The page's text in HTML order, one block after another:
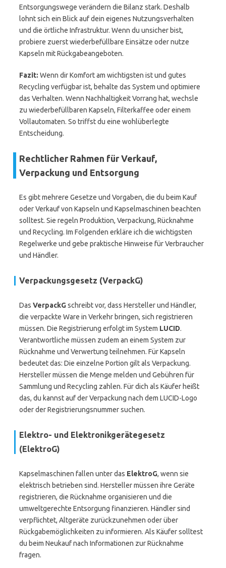
Entsorgungswege verändern die Bilanz stark. Deshalb
lohnt sich ein Blick auf dein eigenes Nutzungsverhalten
und die örtliche Infrastruktur. Wenn du unsicher bist,
probiere zuerst wiederbefüllbare Einsätze oder nutze
Kapseln mit Rückgabeangeboten.
Fazit: Wenn dir Komfort am wichtigsten ist und gutes
Recycling verfügbar ist, behalte das System und optimiere
das Verhalten. Wenn Nachhaltigkeit Vorrang hat, wechsle
zu wiederbefüllbaren Kapseln, Filterkaffee oder einem
Vollautomaten. So triffst du eine wohlüberlegte
Entscheidung.
Rechtlicher Rahmen für Verkauf,
Verpackung und Entsorgung
Es gibt mehrere Gesetze und Vorgaben, die du beim Kauf
oder Verkauf von Kapseln und Kapselmaschinen beachten
solltest. Sie regeln Produktion, Verpackung, Rücknahme
und Recycling. Im Folgenden erkläre ich die wichtigsten
Regelwerke und gebe praktische Hinweise für Verbraucher
und Händler.
Verpackungsgesetz (VerpackG)
Das VerpackGschreibt vor, dass Hersteller und Händler,
die verpackte Ware in Verkehr bringen, sich registrieren
müssen. Die Registrierung erfolgt im System LUCID.
Verantwortliche müssen zudem an einem System zur
Rücknahme und Verwertung teilnehmen. Für Kapseln
bedeutet das: Die einzelne Portion gilt als Verpackung.
Hersteller müssen die Menge melden und Gebühren für
Sammlung und Recycling zahlen. Für dich als Käufer heißt
das, du kannst auf der Verpackung nach dem LUCID-Logo
oder der Registrierungsnummer suchen.
Elektro- und Elektronikgerätegesetz
(ElektroG)
Kapselmaschinen fallen unter das ElektroG, wenn sie
elektrisch betrieben sind. Hersteller müssen ihre Geräte
registrieren, die Rücknahme organisieren und die
umweltgerechte Entsorgung finanzieren. Händler sind
verpflichtet, Altgeräte zurückzunehmen oder über
Rückgabemöglichkeiten zu informieren. Als Käufer solltest
du beim Neukauf nach Informationen zur Rücknahme
fragen.